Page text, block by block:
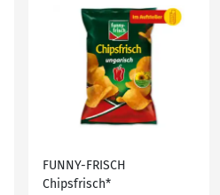
FUNNY-FRISCH
Chipsfrisch*